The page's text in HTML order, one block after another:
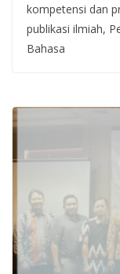
kompetensi dan
publikasi ilmiah,
Bahasa